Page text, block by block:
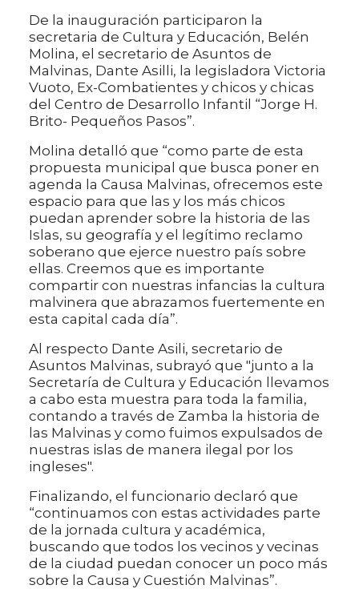
De la inauguración participaron la
secretaria de Cultura y Educación, Belén
Molina, el secretario de Asuntos de
Malvinas, Dante Asilli, la legisladora Victoria
Vuoto, Ex-Combatientes y chicos y chicas
del Centro de Desarrollo Infantil “Jorge H.
Brito- Pequeños Pasos”.
Molina detalló que “como parte de esta
propuesta municipal que busca poner en
agenda la Causa Malvinas, ofrecemos este
espacio para que las y los más chicos
puedan aprender sobre la historia de las
Islas, su geografía y el legítimo reclamo
soberano que ejerce nuestro país sobre
ellas. Creemos que es importante
compartir con nuestras infancias la cultura
malvinera que abrazamos fuertemente en
esta capital cada día”.
Al respecto Dante Asili, secretario de
Asuntos Malvinas, subrayó que "junto a la
Secretaría de Cultura y Educación llevamos
a cabo esta muestra para toda la familia,
contando a través de Zamba la historia de
las Malvinas y como fuimos expulsados de
nuestras islas de manera ilegal por los
ingleses".
Finalizando, el funcionario declaró que
“continuamos con estas actividades parte
de la jornada cultura y académica,
buscando que todos los vecinos y vecinas
de la ciudad puedan conocer un poco más
sobre la Causa y Cuestión Malvinas”.